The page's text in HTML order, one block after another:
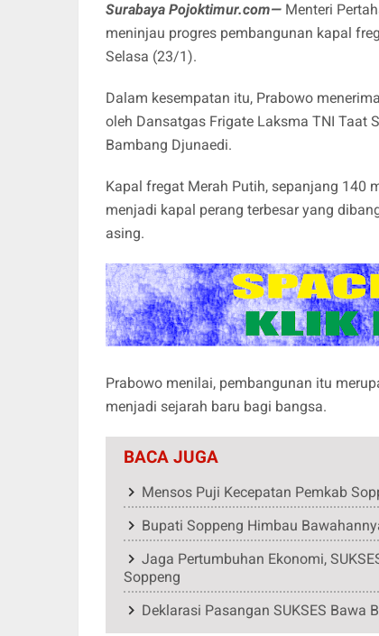
Surabaya Pojoktimur.com— Menteri
meninjau progres pembangunan kapal
Selasa (23/1).
Dalam kesempatan itu, Prabowo
oleh Dansatgas Frigate Laksma TNI Taat
Bambang Djunaedi.
Kapal fregat Merah Putih, sepanjang 140
menjadi kapal perang terbesar yang
asing.
Prabowo menilai, pembangunan itu
menjadi sejarah baru bagi bangsa.
BACA JUGA
Mensos Puji Kecepatan Pemkab
Bupati Soppeng Himbau
Jaga Pertumbuhan Ekonomi,
Soppeng
Deklarasi Pasangan SUKSES Bawa